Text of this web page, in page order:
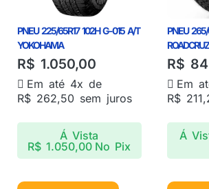
PNEU 225/65R17 102H G-015 A/T
YOKOHAMA
R$ 1.050,00
Em até 4x de
R$ 262,50 sem juros
Á Vista
R$ 1.050,00 No Pix
PNEU 265/
R$
Em
R$
Á